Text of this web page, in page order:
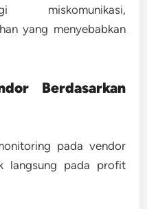
miskomunikasi,
yang menyebabkan
Berdasarkan
pada vendor
langsung pada profit